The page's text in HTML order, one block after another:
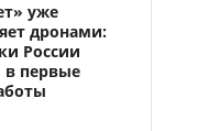
уже
дронами:
России
первые